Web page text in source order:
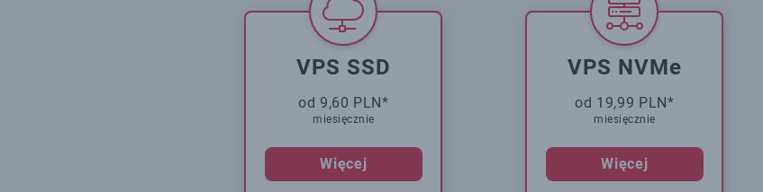
VPS SSD
od 9,60 PLN*
miesięcznie
Więcej
VPS NVMe
od 19,99 PLN*
miesięcznie
Więcej